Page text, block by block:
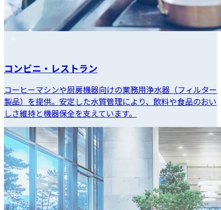
コンビニ・レストラン
コーヒーマシンや厨房機器向けの業務用浄水器（フィルター
製品）を提供。安定した水質管理により、飲料や食品のおい
しさ維持と機器保全を支えています。